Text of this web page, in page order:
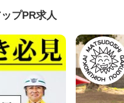
プPR求人